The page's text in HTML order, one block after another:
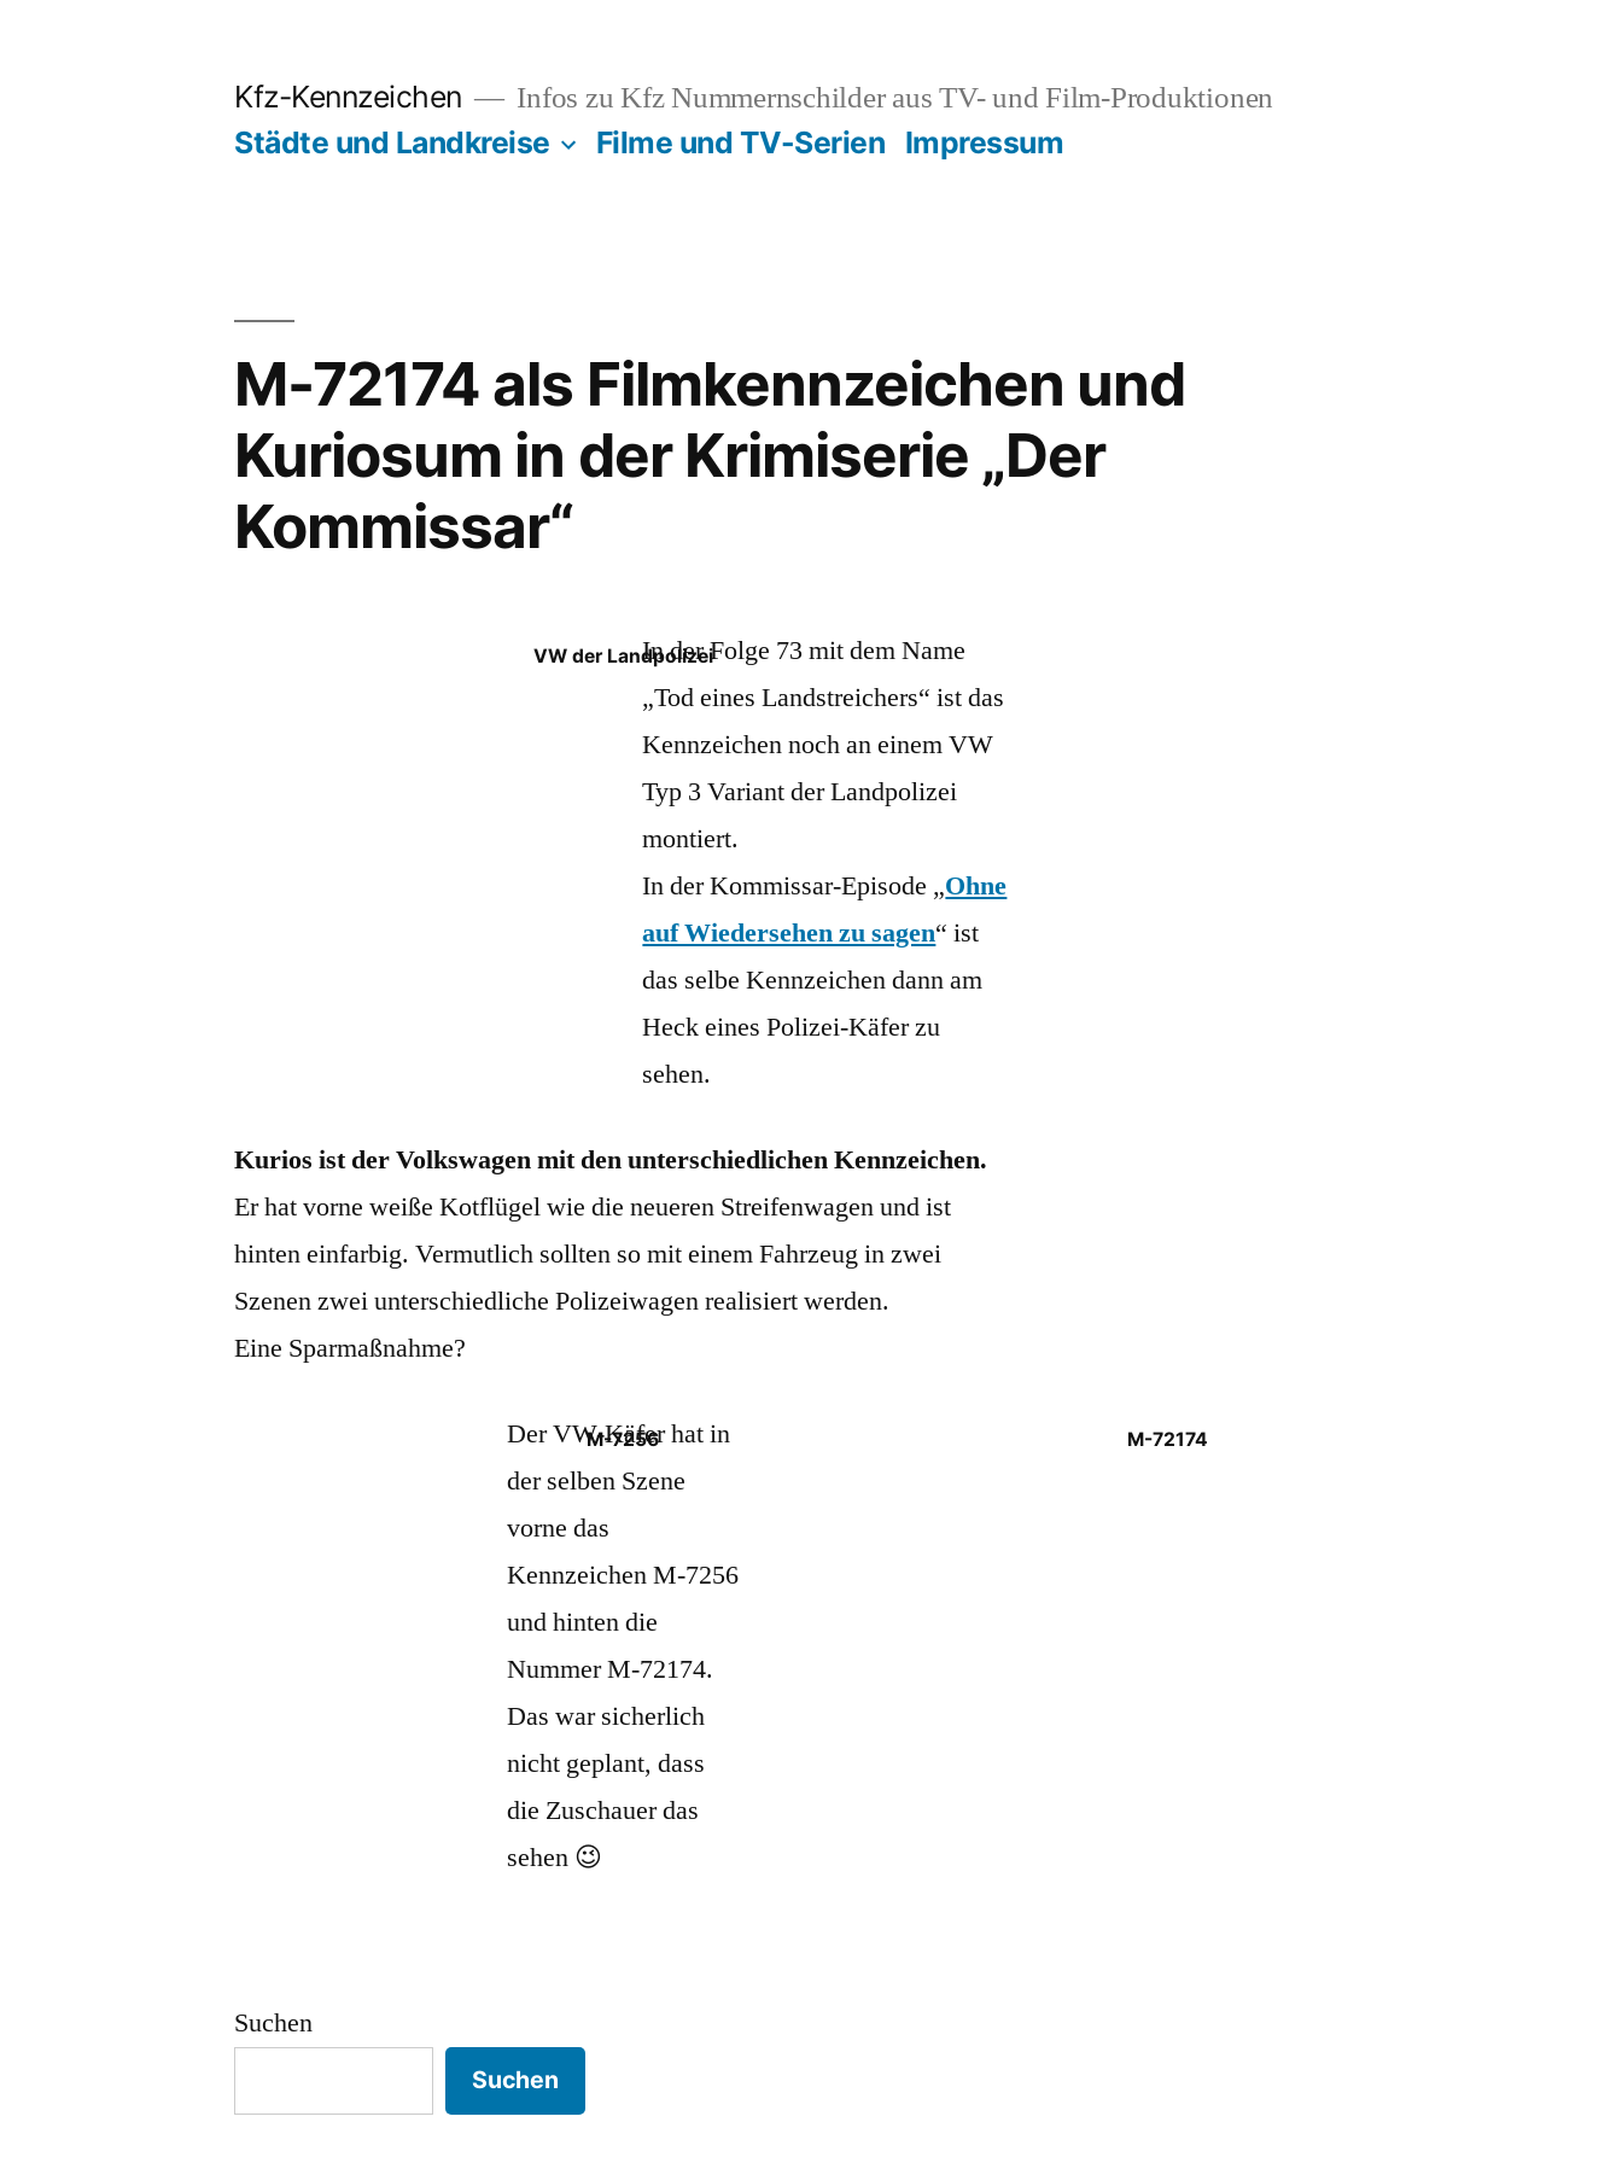
Kfz-Kennzeichen Infos zu Kfz Nummernschilder aus TV- und Film-Produktionen
Städte und Landkreise Filme und TV-Serien Impressum
M-72174 als Filmkennzeichen und
Kuriosum in der Krimiserie „Der
Kommissar“
VW der LandpolizeiIn der Folge 73 mit dem Name
„Tod eines Landstreichers“ ist das
Kennzeichen noch an einem VW
Typ 3 Variant der Landpolizei
montiert.
In der Kommissar-Episode „Ohne
auf Wiedersehen zu sagen“ ist
das selbe Kennzeichen dann am
Heck eines Polizei-Käfer zu
sehen.
Kurios ist der Volkswagen mit den unterschiedlichen Kennzeichen.
Er hat vorne weiße Kotflügel wie die neueren Streifenwagen und ist
hinten einfarbig. Vermutlich sollten so mit einem Fahrzeug in zwei
Szenen zwei unterschiedliche Polizeiwagen realisiert werden.
Eine Sparmaßnahme?
M-7256
Der VW-Käfer hat in
der selben Szene
vorne das
Kennzeichen M-7256
und hinten die
Nummer M-72174.
Das war sicherlich
nicht geplant, dass
die Zuschauer das
sehen 😉
M-72174
Suchen
Suchen